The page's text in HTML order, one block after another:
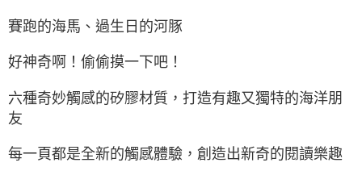
賽跑的海馬、過生日的河豚
好神奇啊！偷偷摸一下吧！
六種奇妙觸感的矽膠材質，打造有趣又獨特的海洋朋
友
每一頁都是全新的觸感體驗，創造出新奇的閱讀樂趣